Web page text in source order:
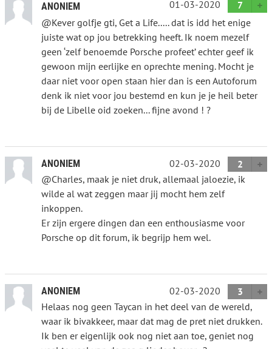
ANONIEM 01-03-2020
7
@Kever golfje gti, Get a Life..... dat is idd het enige
juiste wat op jou betrekking heeft. Ik noem mezelf
geen ‘zelf benoemde Porsche profeet’ echter geef ik
gewoon mijn eerlijke en oprechte mening. Mocht je
daar niet voor open staan hier dan is een Autoforum
denk ik niet voor jou bestemd en kun je je heil beter
bij de Libelle oid zoeken... fijne avond ! ?
ANONIEM 02-03-2020
2
@Charles, maak je niet druk, allemaal jaloezie, ik
wilde al wat zeggen maar jij mocht hem zelf
inkoppen.
Er zijn ergere dingen dan een enthousiasme voor
Porsche op dit forum, ik begrijp hem wel.
ANONIEM 02-03-2020
3
Helaas nog geen Taycan in het deel van de wereld,
waar ik bivakkeer, maar dat mag de pret niet drukken.
Ik ben er eigenlijk ook nog niet aan toe, geniet nog